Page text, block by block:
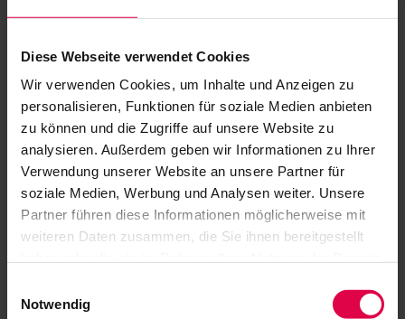
Diese Webseite verwendet Cookies
Wir verwenden Cookies, um Inhalte und Anzeigen zu
personalisieren, Funktionen für soziale Medien anbieten
zu können und die Zugriffe auf unsere Website zu
analysieren. Außerdem geben wir Informationen zu Ihrer
Verwendung unserer Website an unsere Partner für
soziale Medien, Werbung und Analysen weiter. Unsere
Partner führen diese Informationen möglicherweise mit
weiteren Daten zusammen, die Sie ihnen bereitgestellt
Notwendig
di bevande alcoliche, analcoliche e finger food.
La disponibilità di questa categoria è
un'esclusiva della biglietteria ufficiale Jazz
Open.